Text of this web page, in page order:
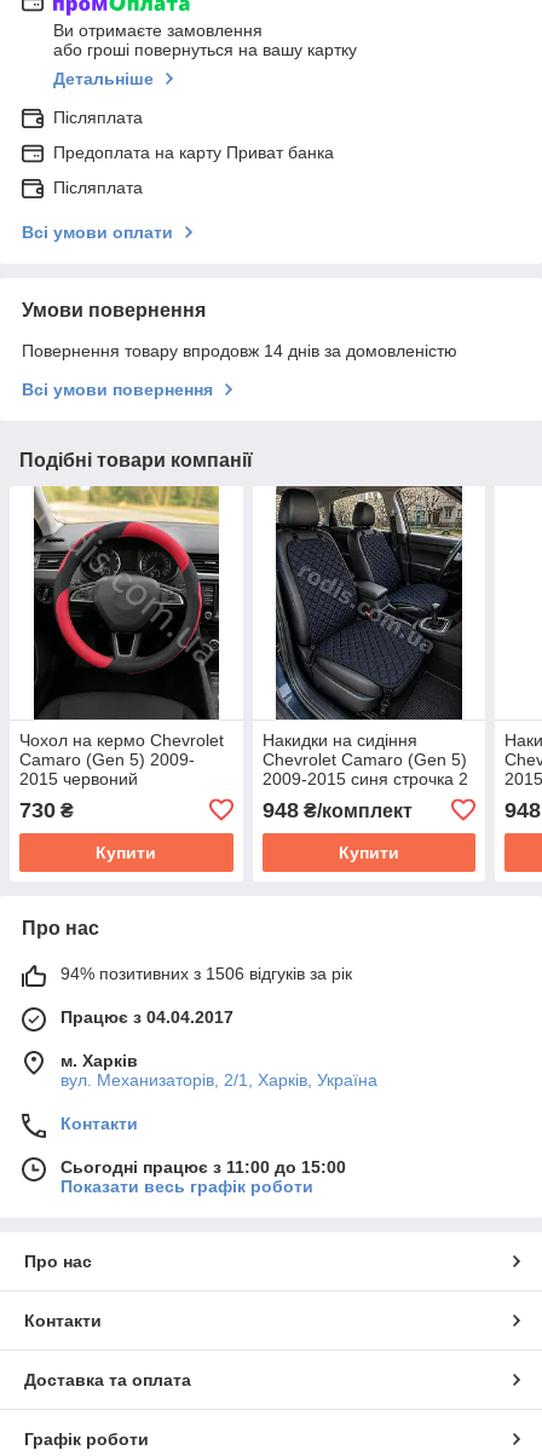
Ви отримаєте замовлення
або гроші повернуться на вашу картку
Детальніше
Післяплата
Предоплата на карту Приват банка
Післяплата
Всі умови оплати
Умови повернення
Повернення товару впродовж 14 днів за домовленістю
Всі умови повернення
Подібні товари компанії
Чохол на кермо Chevrolet
Camaro (Gen 5) 2009-
2015 червоний
обплетення керма
Чевролет Камаро 5
730 ₴
Купити
Накидки на сидіння
Chevrolet Camaro (Gen 5)
2009-2015 синя строчка 2
сидінь Шевроле Камаро 5
948₴/комплект
Купити
948
Про нас
94% позитивних з 1506 відгуків за рік
Працює з 04.04.2017
м. Харків
вул. Механизаторів, 2/1, Харків, Україна
Контакти
Сьогодні працює з 11:00 до 15:00
Показати весь графік роботи
Про нас
Контакти
Доставка та оплата
Графік роботи